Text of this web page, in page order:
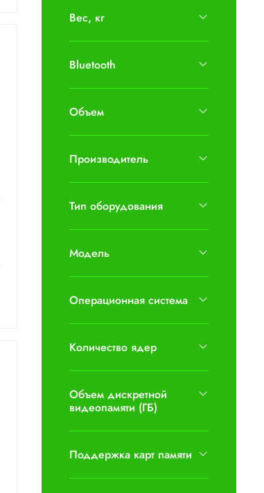
Вес, кг
Bluetooth
Объем
Производитель
Тип оборудования
Модель
Операционная система
Количество ядер
Объем дискретной
видеопамяти (ГБ)
Поддержка карт памяти